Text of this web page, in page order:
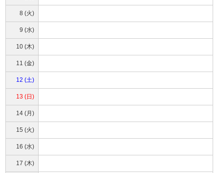
8 (火)
9 (水)
10 (木)
11 (金)
12 (土)
13 (日)
14 (月)
15 (火)
16 (水)
17 (木)